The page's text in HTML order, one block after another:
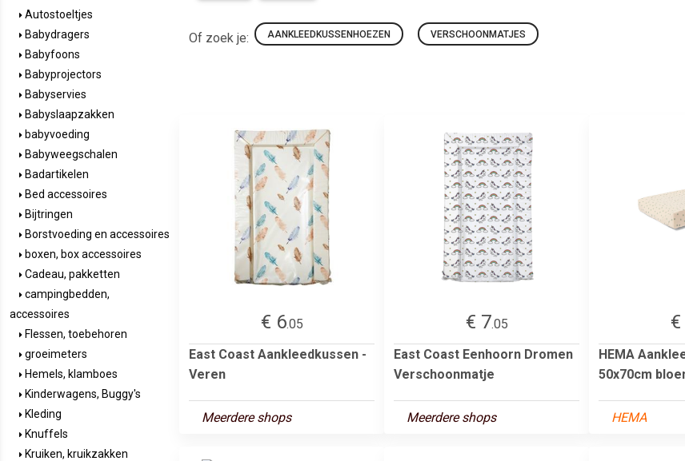
Autostoeltjes
Babydragers
Babyfoons
Babyprojectors
Babyservies
Babyslaapzakken
babyvoeding
Babyweegschalen
Badartikelen
Bed accessoires
Bijtringen
Borstvoeding en accessoires
boxen, box accessoires
Cadeau, pakketten
campingbedden,
accessoires
Flessen, toebehoren
groeimeters
Hemels, klamboes
Kinderwagens, Buggy's
Kleding
Knuffels
Kruiken, kruikzakken
Of zoek je: AANKLEEDKUSSENHOEZEN VERSCHOONMATJES
€ 6.05
East Coast Aankleedkussen -
Veren
Meerdere shops
€ 7.05
East Coast Eenhoorn Dromen
Verschoonmatje
Meerdere shops
€
HEMA
50x70cm
HEMA